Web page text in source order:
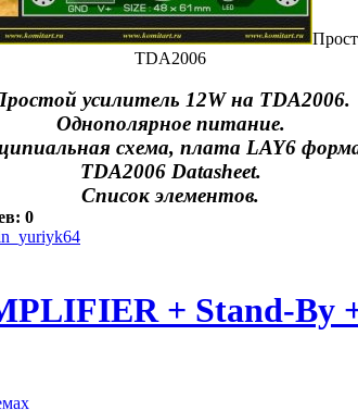
TDA2006
усилитель 12W на TDA2006.
Однополярное питание.
схема, плата LAY6
TDA2006 Datasheet.
Список элементов.
0
+ Stand-By